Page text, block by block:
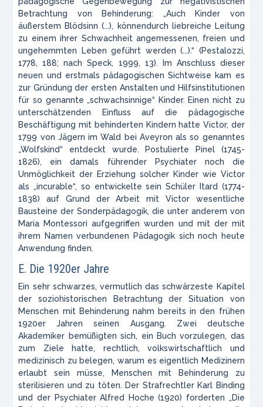
Betrachtung von Behinderung: „Auch Kinder von
äußerstem Blödsinn (...), könnendurch liebreiche Leitung
zu einem ihrer Schwachheit angemessenen, freien und
ungehemmten Leben geführt werden (...).“ (Pestalozzi,
1778, 188; nach Speck, 1999, 13). Im Anschluss dieser
neuen und erstmals pädagogischen Sichtweise kam es
zur Gründung der ersten Anstalten und Hilfsinstitutionen
für so genannte „schwachsinnige“ Kinder. Einen nicht zu
unterschätzenden Einfluss auf die pädagogische
Beschäftigung mit behinderten Kindern hatte Victor, der
1799 von Jägern im Wald bei Aveyron als so genanntes
„Wolfskind“ entdeckt wurde. Postulierte Pinel (1745-
1826), ein damals führender Psychiater noch die
Unmöglichkeit der Erziehung solcher Kinder wie Victor
als „incurable“, so entwickelte sein Schüler Itard (1774-
1838) auf Grund der Arbeit mit Victor wesentliche
Bausteine der Sonderpädagogik, die unter anderem von
Maria Montessori aufgegriffen wurden und mit der mit
ihrem Namen verbundenen Pädagogik sich noch heute
Anwendung finden.
E. Die 1920er Jahre
Ein sehr schwarzes, vermutlich das schwärzeste Kapitel
der soziohistorischen Betrachtung der Situation von
Menschen mit Behinderung nahm bereits in den frühen
1920er Jahren seinen Ausgang. Zwei deutsche
Akademiker bemüßigten sich, ein Buch vorzulegen, das
zum Ziele hatte, rechtlich, volkswirtschaftlich und
medizinisch zu belegen, warum es eigentlich Medizinern
erlaubt sein müsse, Menschen mit Behinderung zu
sterilisieren und zu töten. Der Strafrechtler Karl Binding
und der Psychiater Alfred Hoche (1920) forderten „Die